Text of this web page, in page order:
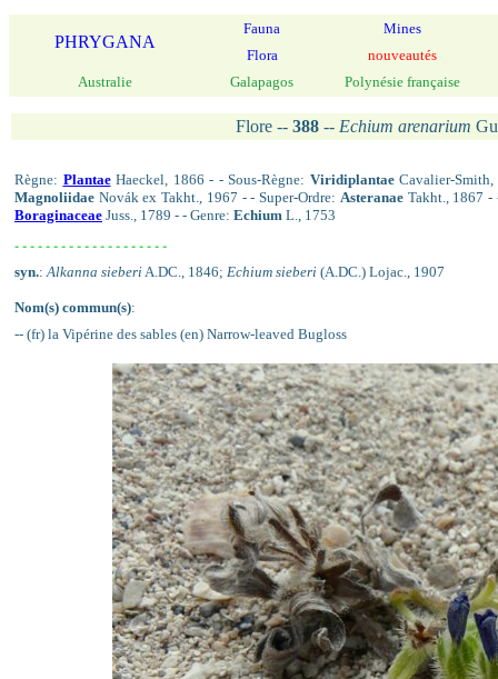
PHRYGANA
Fauna
Mines
Flora
nouveautés
Australie
Galapagos Polynésie française
Flore -- 388 -- Echium arenarium
Règne: PlantaeHaeckel, 1866 - - Sous-Règne: ViridiplantaeCavalier-
Magnoliidae Novák ex Takht., 1967 - - Super-Ordre: AsteranaeTakht., 1867 -
Boraginaceae Juss., 1789 - - Genre: Echium L., 1753
- - - - - - - - - - - - - - - - - - - -
syn.:Alkanna sieberi A.DC., 1846; Echium sieberi (A.DC.) Lojac., 1907
Nom(s) commun(s):
-- (fr) la Vipérine des sables (en) Narrow-leaved Bugloss